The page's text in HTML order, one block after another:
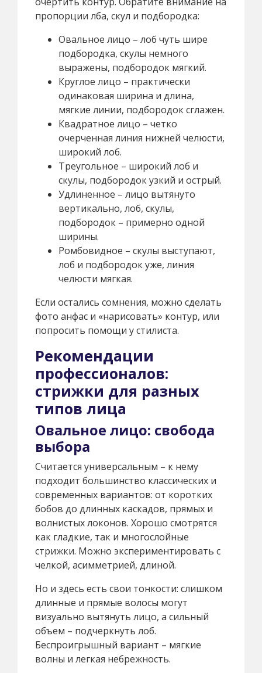
пропорции лба, скул и подбородка:
Овальное лицо – лоб чуть шире
подбородка, скулы немного
выражены, подбородок мягкий.
Круглое лицо – практически
одинаковая ширина и длина,
мягкие линии, подбородок сглажен.
Квадратное лицо – четко
очерченная линия нижней челюсти,
широкий лоб.
Треугольное – широкий лоб и
скулы, подбородок узкий и острый.
Удлиненное – лицо вытянуто
вертикально, лоб, скулы,
подбородок – примерно одной
ширины.
Ромбовидное – скулы выступают,
лоб и подбородок уже, линия
челюсти мягкая.
Если остались сомнения, можно сделать
фото анфас и «нарисовать» контур, или
попросить помощи у стилиста.
Рекомендации
профессионалов:
стрижки для разных
типов лица
Овальное лицо: свобода
выбора
Считается универсальным – к нему
подходит большинство классических и
современных вариантов: от коротких
бобов до длинных каскадов, прямых и
волнистых локонов. Хорошо смотрятся
как гладкие, так и многослойные
стрижки. Можно экспериментировать с
челкой, асимметрией, длиной.
Но и здесь есть свои тонкости: слишком
длинные и прямые волосы могут
визуально вытянуть лицо, а сильный
объем – подчеркнуть лоб.
Беспроигрышный вариант – мягкие
волны и легкая небрежность.